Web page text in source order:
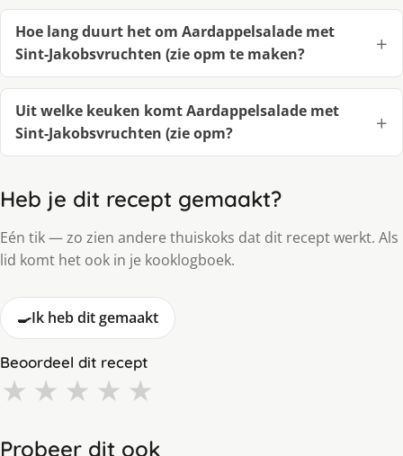
Hoe lang duurt het om Aardappelsalade met
Sint-Jakobsvruchten (zie opm te maken?
Uit welke keuken komt Aardappelsalade met
Sint-Jakobsvruchten (zie opm?
Heb je dit recept gemaakt?
Eén tik — zo zien andere thuiskoks dat dit recept werkt. Als
lid komt het ook in je kooklogboek.
🍳Ik heb dit gemaakt
Beoordeel dit recept
★ ★ ★ ★ ★
Probeer dit ook